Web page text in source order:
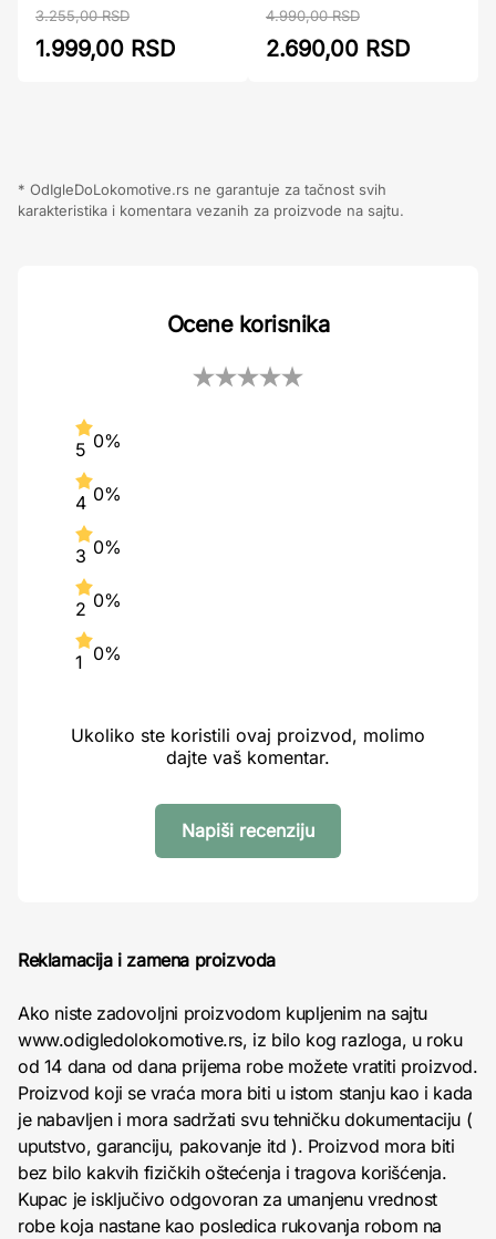
3.255,00 RSD
1.999,00 RSD
4.990,00 RSD
2.690,00 RSD
* OdIgleDoLokomotive.rs ne garantuje za tačnost svih
karakteristika i komentara vezanih za proizvode na sajtu.
Ocene korisnika
5 0%
4 0%
3 0%
2 0%
1 0%
Ukoliko ste koristili ovaj proizvod, molimo
dajte vaš komentar.
Napiši recenziju
Reklamacija i zamena proizvoda
Ako niste zadovoljni proizvodom kupljenim na sajtu
www.odigledolokomotive.rs, iz bilo kog razloga, u roku
od 14 dana od dana prijema robe možete vratiti proizvod.
Proizvod koji se vraća mora biti u istom stanju kao i kada
je nabavljen i mora sadržati svu tehničku dokumentaciju (
uputstvo, garanciju, pakovanje itd ). Proizvod mora biti
bez bilo kakvih fizičkih oštećenja i tragova korišćenja.
Kupac je isključivo odgovoran za umanjenu vrednost
robe koja nastane kao posledica rukovanja robom na